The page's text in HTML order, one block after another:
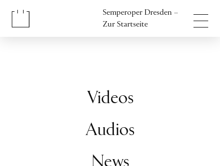
Semperoper Dresden –
Zur Startseite
Videos
Audios
News